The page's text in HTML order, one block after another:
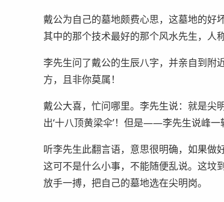
戴公为自己的墓地颇费心思，这墓地的好
其中的那个技术最好的那个风水先生，人
李先生问了戴公的生辰八字，并亲自到附
方，且非你莫属！
戴公大喜，忙问哪里。李先生说：就是尖
出‘十八顶黄梁伞’！但是——李先生说峰一
听李先生此翻言语，意思很明确，如果做
这可不是什么小事，不能随便乱说。这坟
放手一搏，把自己的墓地选在尖明岗。